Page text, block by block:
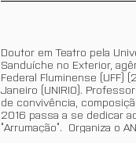
Doutor em Teatro pela
Sanduíche no Exterior,
Federal Fluminense (UFF)
Janeiro (UNIRIO).
de convivência,
2016 passa a se dedicar
“Arrumação”. Organiza o